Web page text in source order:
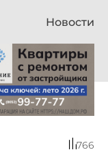
Новости
766